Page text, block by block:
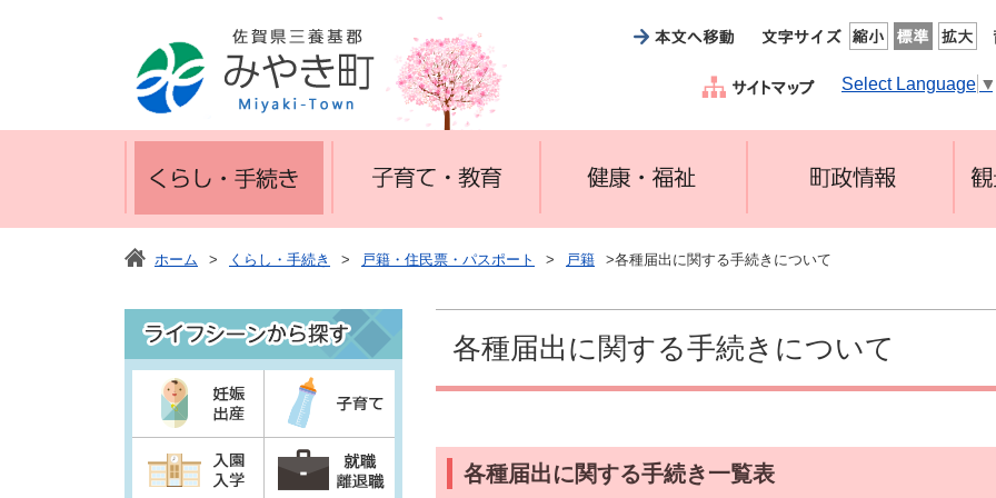
Select Language ▼
ホーム > くらし・手続き > 戸籍・住民票・パスポート > 戸籍 >各種届出に関する手続きについて
各種届出に関する手続きについて
各種届出に関する手続き一覧表